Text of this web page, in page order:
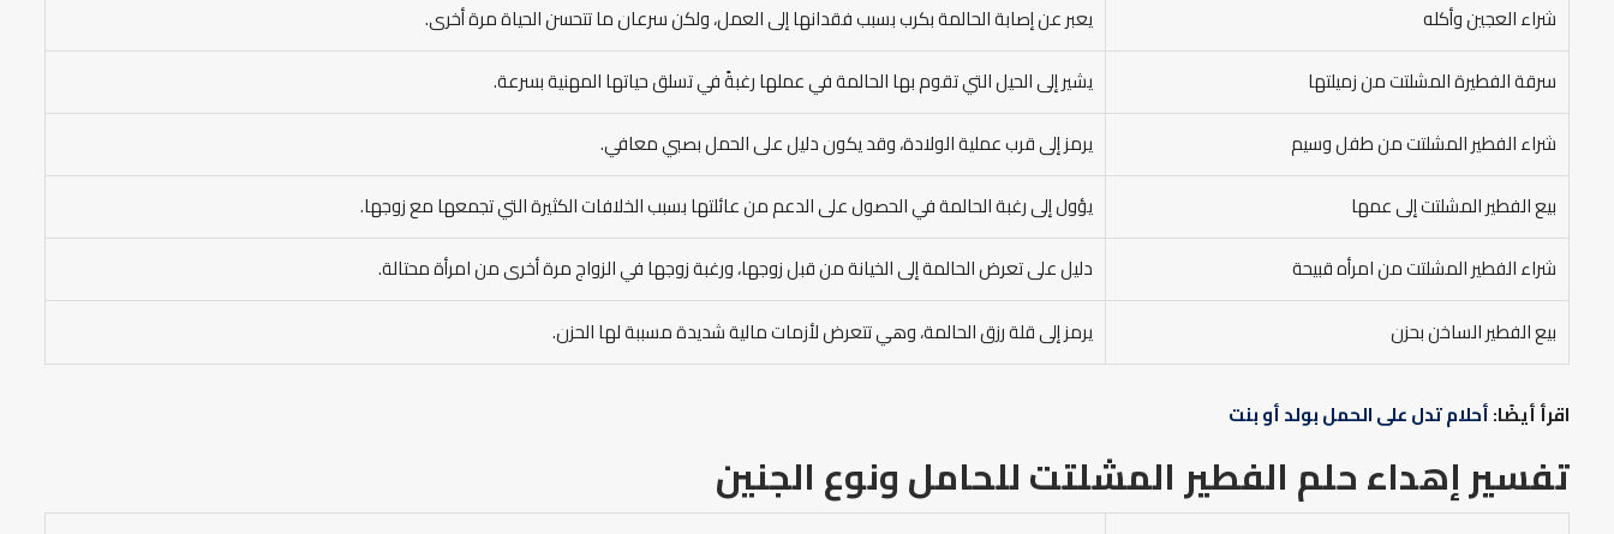
شراء العجين وأكله
يعبر عن إصابة الحالمة بكرب بسبب فقدانها إلى العمل، ولكن سرعان ما تتحسن الحياة مرة أخرى.
سرقة الفطيرة المشلتت من زميلتها
يشير إلى الحيل التي تقوم بها الحالمة في عملها رغبةً في تسلق حياتها المهنية بسرعة.
شراء الفطير المشلتت من طفل وسيم
يرمز إلى قرب عملية الولادة، وقد يكون دليل على الحمل بصبي معافي.
بيع الفطير المشلتت إلى عمها
يؤول إلى رغبة الحالمة في الحصول على الدعم من عائلتها بسبب الخلافات الكثيرة التي تجمعها مع زوجها.
شراء الفطير المشلتت من امرأه قبيحة
دليل على تعرض الحالمة إلى الخيانة من قبل زوجها، ورغبة زوجها في الزواج مرة أخرى من امرأة محتالة.
بيع الفطير الساخن بحزن
يرمز إلى قلة رزق الحالمة، وهي تتعرض لأزمات مالية شديدة مسببة لها الحزن.
اقرأ أيضًا:أحلام تدل على الحمل بولد أو بنت
تفسير إهداء حلم الفطير المشلتت للحامل ونوع الجنين